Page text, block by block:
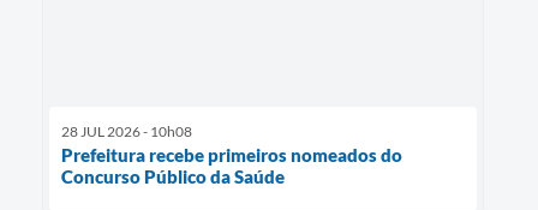
28 JUL 2026 - 10h08
Prefeitura recebe primeiros nomeados do
Concurso Público da Saúde